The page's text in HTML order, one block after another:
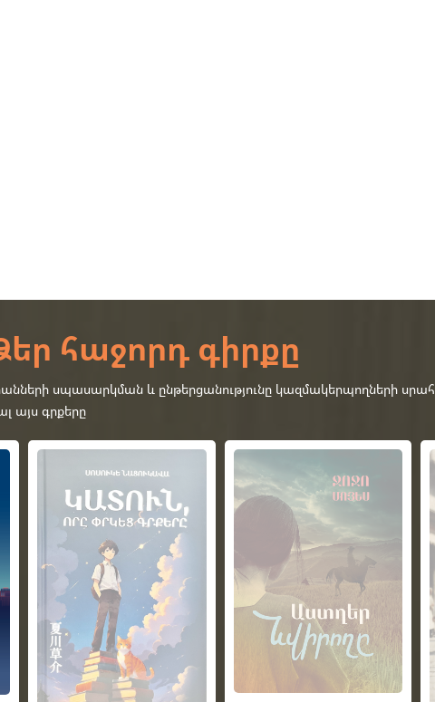
հաջորդ գիրքը
սպասարկման և ընթերցանությունը կազմակերպողների
այս գրքերը